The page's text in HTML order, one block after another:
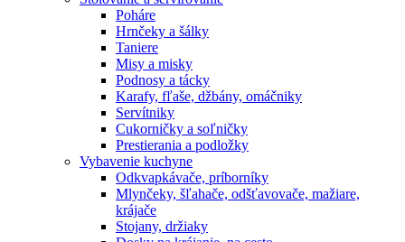
Poháre
Hrnčeky a šálky
Taniere
Misy a misky
Podnosy a tácky
Karafy, fľaše, džbány, omáčniky
Servítniky
Cukorničky a soľničky
Prestierania a podložky
Vybavenie kuchyne
Odkvapkávače, príborníky
Mlynčeky, šľahače, odšťavovače, mažiare,
krájače
Stojany, držiaky